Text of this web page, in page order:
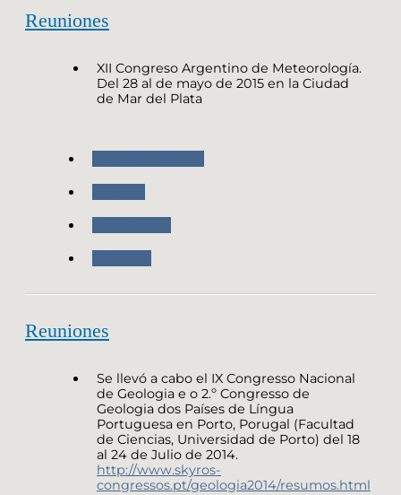
Reuniones
XII Congreso Argentino de Meteorología.
Del 28 al de mayo de 2015 en la Ciudad
de Mar del Plata
Reuniones
Se llevó a cabo el IX Congresso Nacional
de Geologia e o 2.º Congresso de
Geologia dos Países de Língua
Portuguesa en Porto, Porugal (Facultad
de Ciencias, Universidad de Porto) del 18
al 24 de Julio de 2014.
http://www.skyros-
congressos.pt/geologia2014/resumos.html